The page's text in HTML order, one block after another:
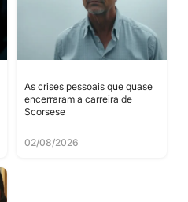
As crises pessoais que quase
encerraram a carreira de
Scorsese
02/08/2026